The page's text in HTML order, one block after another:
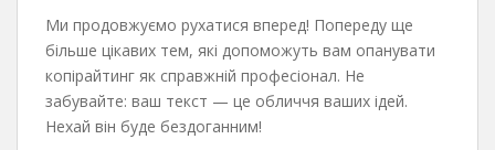
Ми продовжуємо рухатися вперед! Попереду ще
більше цікавих тем, які допоможуть вам опанувати
копірайтинг як справжній професіонал. Не
забувайте: ваш текст — це обличчя ваших ідей.
Нехай він буде бездоганним!